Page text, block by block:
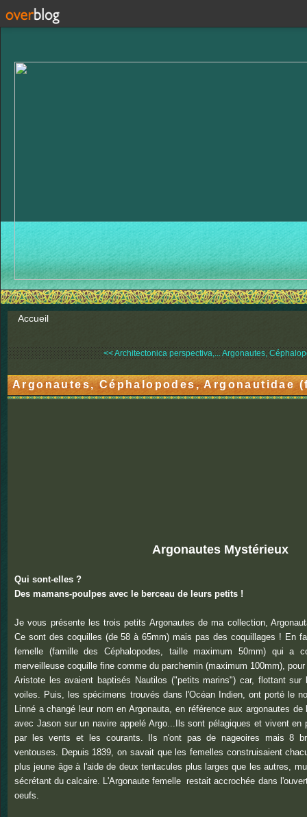
Accueil
<< Architectonica perspectiva,...Argonautes,
Argonautes, Céphalopodes, Argonautidae
Argonautes Mystérieux
Qui sont-elles ?
Des mamans-poulpes avec le berceau de leurs petits !
Je vous présente les trois petits Argonautes de ma collection,
Ce sont des coquilles (de 58 à 65mm) mais pas des coquillages ! En
femelle (famille des Céphalopodes, taille maximum 50mm) qui a
merveilleuse coquille fine comme du parchemin (maximum 100mm),
Aristote les avaient baptisés Nautilos ("petits marins") car, flottant sur
voiles. Puis, les spécimens trouvés dans l'Océan Indien, ont porté le
Linné a changé leur nom en Argonauta, en référence aux argonautes
avec Jason sur un navire appelé Argo...Ils sont pélagiques et vivent en
par les vents et les courants. Ils n'ont pas de nageoires mais 8
ventouses. Depuis 1839, on savait que les femelles construisaient
plus jeune âge à l'aide de deux tentacules plus larges que les autres,
sécrétant du calcaire. L'Argonaute femelle restait accrochée dans
oeufs.